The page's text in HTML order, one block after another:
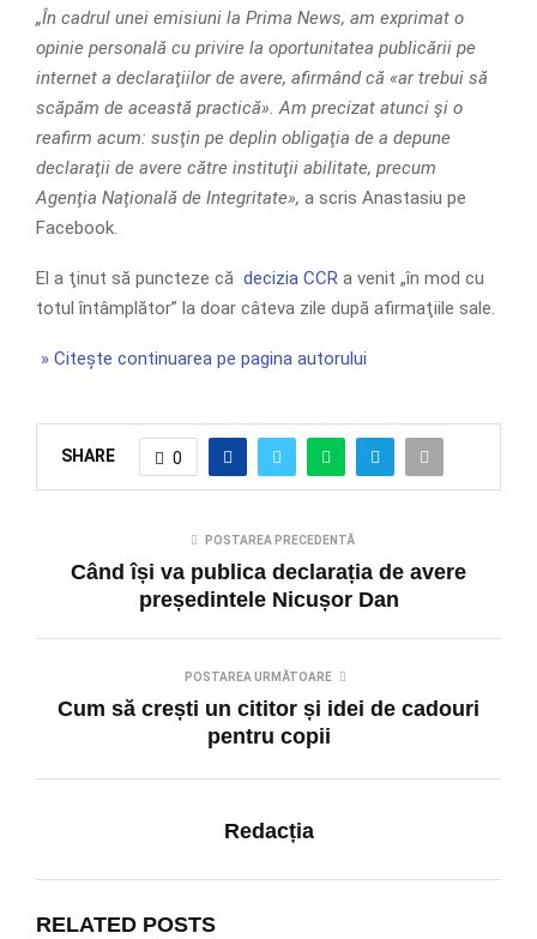
„În cadrul unei emisiuni la Prima News, am exprimat o
opinie personală cu privire la oportunitatea publicării pe
internet a declaraţiilor de avere, afirmând că «ar trebui să
scăpăm de această practică». Am precizat atunci şi o
reafirm acum: susţin pe deplin obligaţia de a depune
declaraţii de avere către instituţii abilitate, precum
Agenţia Naţională de Integritate», a scris Anastasiu pe
Facebook.
El a ţinut să puncteze că decizia CCR a venit „în mod cu
totul întâmplător” la doar câteva zile după afirmaţiile sale.
» Citește continuarea pe pagina autorului
SHARE 0
POSTAREA PRECEDENTĂ
Când își va publica declarația de avere
președintele Nicușor Dan
POSTAREA URMĂTOARE
Cum să crești un cititor și idei de cadouri
pentru copii
Redacția
RELATED POSTS